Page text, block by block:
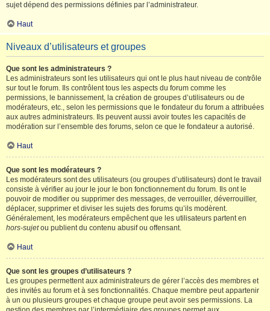
sujet dépend des permissions définies par l’administrateur.
Haut
Niveaux d’utilisateurs et groupes
Que sont les administrateurs ?
Les administrateurs sont les utilisateurs qui ont le plus haut niveau de contrôle
sur tout le forum. Ils contrôlent tous les aspects du forum comme les
permissions, le bannissement, la création de groupes d’utilisateurs ou de
modérateurs, etc., selon les permissions que le fondateur du forum a attribuées
aux autres administrateurs. Ils peuvent aussi avoir toutes les capacités de
modération sur l’ensemble des forums, selon ce que le fondateur a autorisé.
Haut
Que sont les modérateurs ?
Les modérateurs sont des utilisateurs (ou groupes d’utilisateurs) dont le travail
consiste à vérifier au jour le jour le bon fonctionnement du forum. Ils ont le
pouvoir de modifier ou supprimer des messages, de verrouiller, déverrouiller,
déplacer, supprimer et diviser les sujets des forums qu’ils modèrent.
Généralement, les modérateurs empêchent que les utilisateurs partent en
hors-sujetou publient du contenu abusif ou offensant.
Haut
Que sont les groupes d’utilisateurs ?
Les groupes permettent aux administrateurs de gérer l’accès des membres et
des invités au forum et à ses fonctionnalités. Chaque membre peut appartenir
à un ou plusieurs groupes et chaque groupe peut avoir ses permissions. La